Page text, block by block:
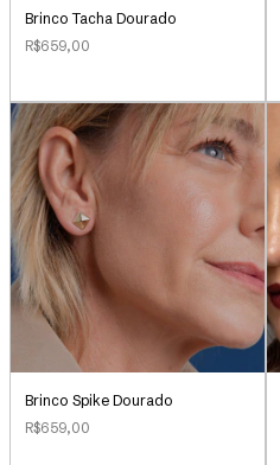
Brinco Tacha Dourado
R$659,00
Brinco Spike Dourado
R$659,00